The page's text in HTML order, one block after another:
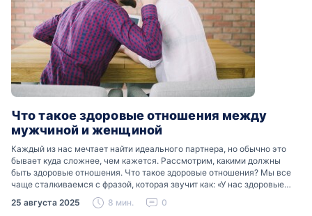
Что такое здоровые отношения между
мужчиной и женщиной
Каждый из нас мечтает найти идеального партнера, но обычно это
бывает куда сложнее, чем кажется. Рассмотрим, какими должны
быть здоровые отношения. Что такое здоровые отношения? Мы все
чаще сталкиваемся с фразой, которая звучит как: «У нас здоровые
отношения». Что именно подразумевается…
25 августа 2025 8 мин. 0